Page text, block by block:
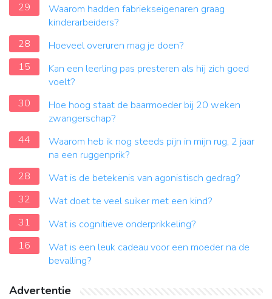
29
Waarom hadden fabriekseigenaren graag
kinderarbeiders?
28
Hoeveel overuren mag je doen?
15
Kan een leerling pas presteren als hij zich goed
voelt?
30
Hoe hoog staat de baarmoeder bij 20 weken
zwangerschap?
44
Waarom heb ik nog steeds pijn in mijn rug, 2 jaar
na een ruggenprik?
28
Wat is de betekenis van agonistisch gedrag?
32
Wat doet te veel suiker met een kind?
31
Wat is cognitieve onderprikkeling?
16
Wat is een leuk cadeau voor een moeder na de
bevalling?
Advertentie